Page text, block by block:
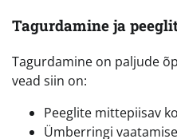
Tagurdamine ja
Tagurdamine on paljude
vead siin on:
Peeglite mittepiisav
Ümberringi